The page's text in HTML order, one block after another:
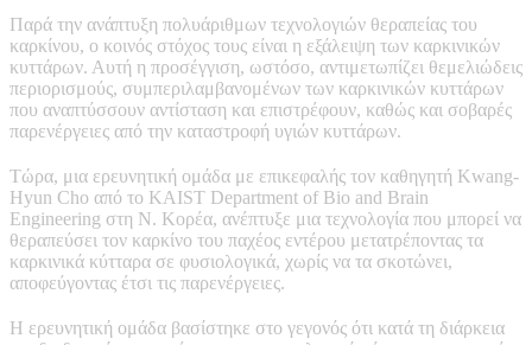
Παρά την ανάπτυξη πολυάριθμων τεχνολογιών θεραπείας του
καρκίνου, ο κοινός στόχος τους είναι η εξάλειψη των καρκινικών
κυττάρων. Αυτή η προσέγγιση, ωστόσο, αντιμετωπίζει θεμελιώδεις
περιορισμούς, συμπεριλαμβανομένων των καρκινικών κυττάρων
που αναπτύσσουν αντίσταση και επιστρέφουν, καθώς και σοβαρές
παρενέργειες από την καταστροφή υγιών κυττάρων.
Τώρα, μια ερευνητική ομάδα με επικεφαλής τον καθηγητή Kwang-
Hyun Cho από το KAIST Department of Bio and Brain
Engineering στη Ν. Κορέα, ανέπτυξε μια τεχνολογία που μπορεί να
θεραπεύσει τον καρκίνο του παχέος εντέρου μετατρέποντας τα
καρκινικά κύτταρα σε φυσιολογικά, χωρίς να τα σκοτώνει,
αποφεύγοντας έτσι τις παρενέργειες.
Η ερευνητική ομάδα βασίστηκε στο γεγονός ότι κατά τη διάρκεια